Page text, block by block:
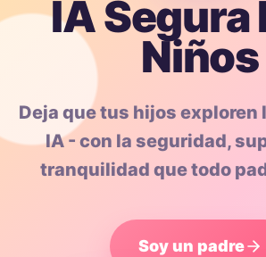
IA Segura
Niños
Deja que tus hijos exploren
IA - con la seguridad,
tranquilidad que todo
Soy un padre